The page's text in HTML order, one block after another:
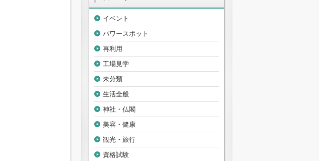
イベント
パワースポット
再利用
工場見学
未分類
生活全般
神社・仏閣
美容・健康
観光・旅行
資格試験